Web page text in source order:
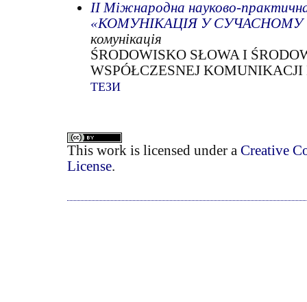
ІІ Міжнародна науково-
«КОМУНІКАЦІЯ У СУЧАСНОМУ
комунікація
ŚRODOWISKO SŁOWA I
WSPÓŁCZESNEJ KOMUNIKACJI
ТЕЗИ
This work is licensed under a Creative
License.